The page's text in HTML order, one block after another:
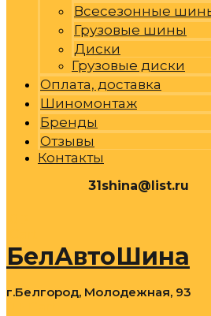
Всесезонные
Грузовые шины
Диски
Грузовые диски
Оплата, доставка
Шиномонтаж
Бренды
Отзывы
Контакты
31shina@list.ru
БелАвтоШина
г.Белгород, Молодежная, 93